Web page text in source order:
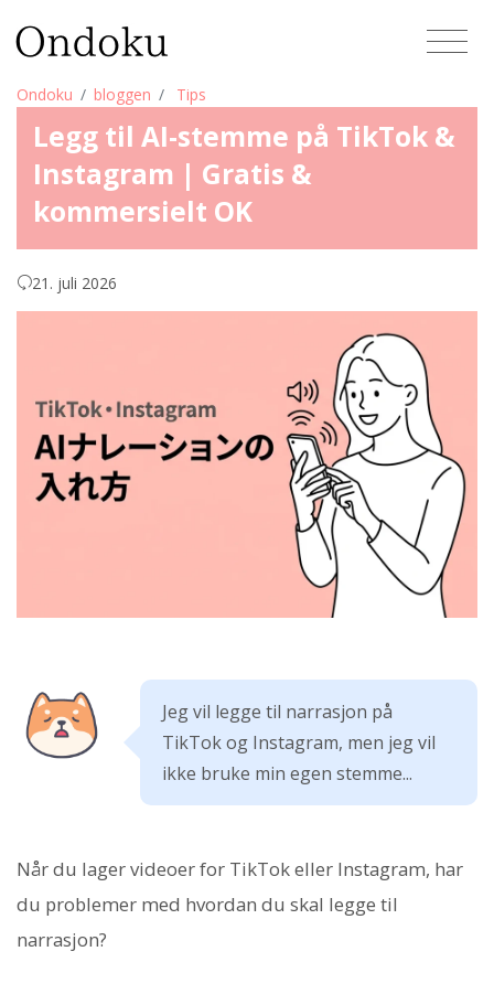
Ondoku bloggen Tips
Legg til AI-stemme på TikTok &
Instagram | Gratis &
kommersielt OK
21. juli 2026
Jeg vil legge til narrasjon på
TikTok og Instagram, men jeg vil
ikke bruke min egen stemme...
Når du lager videoer for TikTok eller Instagram, har
du problemer med hvordan du skal legge til
narrasjon?